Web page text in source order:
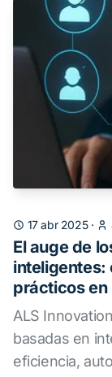
17 abr 2025·
El auge de
inteligentes:
prácticos en
ALS
basadas en
eficiencia,